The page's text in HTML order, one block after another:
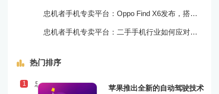
忠机者手机专卖平台：Oppo Find X6发布，搭载高通骁龙898芯片
忠机者手机专卖平台：二手手机行业如何应对物流运营的优化
热门排序
苹果推出全新的自动驾驶技术
1 忠机者手机专卖平台：二手手机行业如何应对社会民生问题